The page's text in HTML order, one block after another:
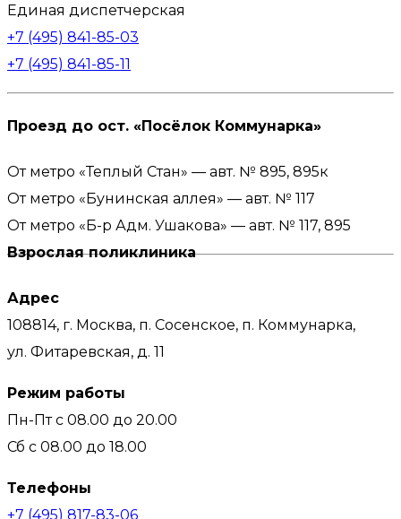
Единая диспетчерская
+7 (495) 841-85-03
+7 (495) 841-85-11
Проезд до ост. «Посёлок Коммунарка»
От метро «Теплый Стан» — авт. № 895, 895к
От метро «Бунинская аллея» — авт. № 117
От метро «Б-р Адм. Ушакова» — авт. № 117, 895
Взрослая поликлиника
Адрес
108814, г. Москва, п. Сосенское, п. Коммунарка,
ул. Фитаревская, д. 11
Режим работы
Пн-Пт с 08.00 до 20.00
Сб c 08.00 до 18.00
Телефоны
+7 (495) 817-83-06